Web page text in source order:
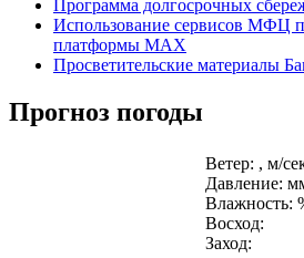
Программа долгосрочных
Использование сервисов МФЦ
платформы MAX
Просветительские материалы
Прогноз погоды
Ветер: , м/
Давление:
Влажность:
Восход:
Заход: